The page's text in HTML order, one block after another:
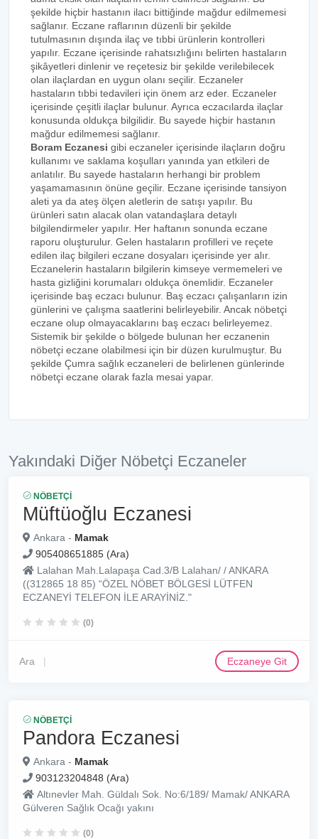
şekilde hiçbir hastanın ilacı bittiğinde mağdur edilmemesi
sağlanır. Eczane raflarının düzenli bir şekilde
tutulmasının dışında ilaç ve tıbbi ürünlerin kontrolleri
yapılır. Eczane içerisinde rahatsızlığını belirten hastaların
şikâyetleri dinlenir ve reçetesiz bir şekilde verilebilecek
olan ilaçlardan en uygun olanı seçilir. Eczaneler
hastaların tıbbi tedavileri için önem arz eder. Eczaneler
içerisinde çeşitli ilaçlar bulunur. Ayrıca eczacılarda ilaçlar
konusunda oldukça bilgilidir. Bu sayede hiçbir hastanın
mağdur edilmemesi sağlanır.
Boram Eczanesi gibi eczaneler içerisinde ilaçların doğru
kullanımı ve saklama koşulları yanında yan etkileri de
anlatılır. Bu sayede hastaların herhangi bir problem
yaşamamasının önüne geçilir. Eczane içerisinde tansiyon
aleti ya da ateş ölçen aletlerin de satışı yapılır. Bu
ürünleri satın alacak olan vatandaşlara detaylı
bilgilendirmeler yapılır. Her haftanın sonunda eczane
raporu oluşturulur. Gelen hastaların profilleri ve reçete
edilen ilaç bilgileri eczane dosyaları içerisinde yer alır.
Eczanelerin hastaların bilgilerin kimseye vermemeleri ve
hasta gizliğini korumaları oldukça önemlidir. Eczaneler
içerisinde baş eczacı bulunur. Baş eczacı çalışanların izin
günlerini ve çalışma saatlerini belirleyebilir. Ancak nöbetçi
eczane olup olmayacaklarını baş eczacı belirleyemez.
Sistemik bir şekilde o bölgede bulunan her eczanenin
nöbetçi eczane olabilmesi için bir düzen kurulmuştur. Bu
şekilde Çumra sağlık eczaneleri de belirlenen günlerinde
nöbetçi eczane olarak fazla mesai yapar.
Yakındaki Diğer Nöbetçi Eczaneler
NÖBETÇI
Müftüoğlu Eczanesi
Ankara - Mamak
905408651885 (Ara)
Lalahan Mah.Lalapaşa Cad.3/B Lalahan/ / ANKARA
((312865 18 85) “ÖZEL NÖBET BÖLGESİ LÜTFEN
ECZANEYİ TELEFON İLE ARAYİNİZ."
(0)
Ara Eczaneye Git
NÖBETÇI
Pandora Eczanesi
Ankara - Mamak
903123204848 (Ara)
Altınevler Mah. Güldalı Sok. No:6/189/ Mamak/ ANKARA
Gülveren Sağlık Ocağı yakını
(0)